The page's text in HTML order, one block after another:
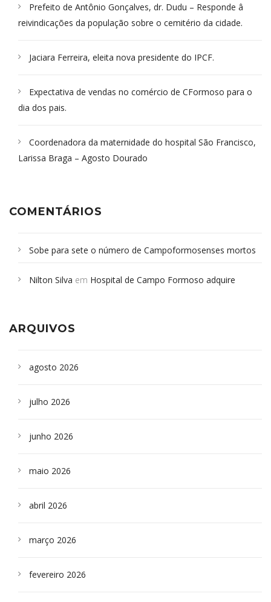
Prefeito de Antônio Gonçalves, dr. Dudu – Responde â
reivindicações da população sobre o cemitério da cidade.
Jaciara Ferreira, eleita nova presidente do IPCF.
Expectativa de vendas no comércio de CFormoso para o
dia dos pais.
Coordenadora da maternidade do hospital São Francisco,
Larissa Braga – Agosto Dourado
COMENTÁRIOS
Sobe para sete o número de Campoformosenses mortos
Campoformosenses que morreram em desabamentos são
Nilton Silva em Hospital de Campo Formoso adquire
ARQUIVOS
agosto 2026
julho 2026
junho 2026
maio 2026
abril 2026
março 2026
fevereiro 2026